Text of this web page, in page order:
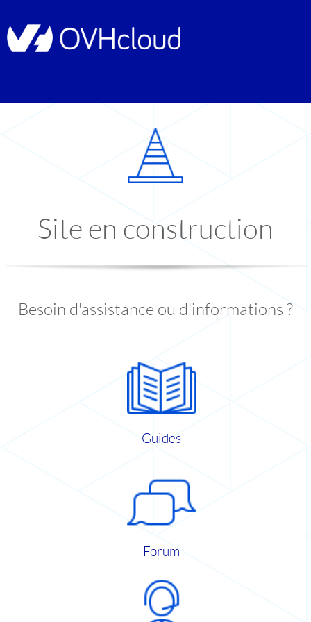
Site en construction
Besoin d'assistance ou d'informations ?
Guides
Forum